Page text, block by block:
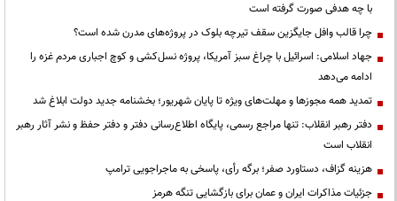
با چه هدفی صورت گرفته است
چرا قالب وافل جایگزین سقف تیرچه بلوک در پروژه‌های مدرن شده است؟
جهاد اسلامی: اسرائیل با چراغ سبز آمریکا، پروژه نسل‌کشی و کوچ اجباری مردم غزه را
ادامه می‌دهد
تمدید همه مجوزها و مهلت‌های ویژه تا پایان شهریور؛ بخشنامه جدید دولت ابلاغ شد
دفتر رهبر انقلاب: تنها مراجع رسمی، پایگاه اطلاع‌رسانی دفتر و دفتر حفظ و نشر آثار رهبر
انقلاب است
هزینه گزاف، دستاورد صفر؛ برگه رأی، پاسخی به ماجراجویی ترامپ
جزئیات مذاکرات ایران و عمان برای بازگشایی تنگه هرمز